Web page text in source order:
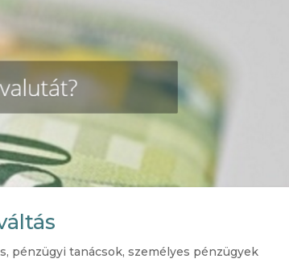
, pénzügyi tanácsok,személyes pénzügyek